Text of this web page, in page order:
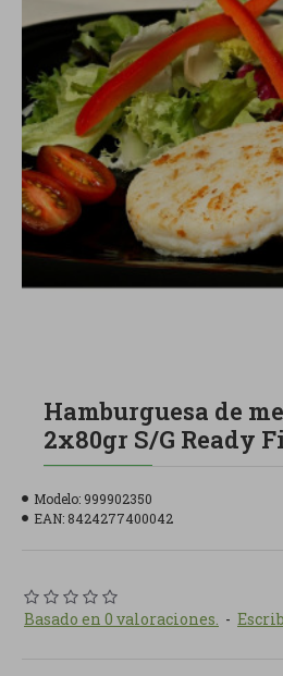
Hamburguesa de
2x80gr S/G Ready
Modelo: 999902350
EAN: 8424277400042
Basado en 0 valoraciones. -